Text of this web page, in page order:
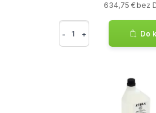
634,75 € bez
- + Do